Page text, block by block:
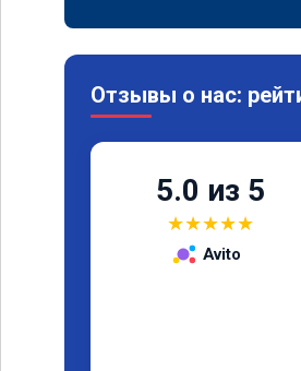
Отзывы о нас:
5.0 из 5
★★★★★
Avito